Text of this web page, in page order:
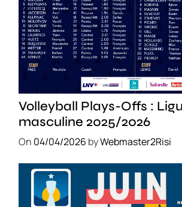
Volleyball Plays-Offs :
masculine 2025/2026
On 04/04/2026 byWebmaster2Risi